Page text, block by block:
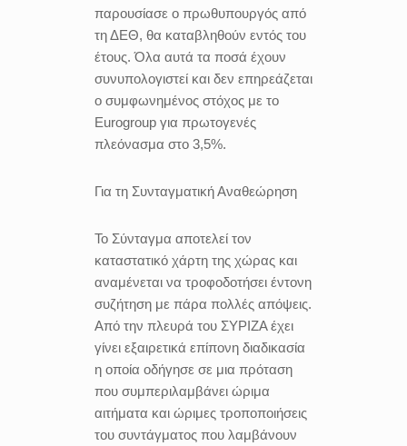
παρουσίασε ο πρωθυπουργός από
τη ΔΕΘ, θα καταβληθούν εντός του
έτους. Όλα αυτά τα ποσά έχουν
συνυπολογιστεί και δεν επηρεάζεται
ο συμφωνημένος στόχος με το
Eurogroup για πρωτογενές
πλεόνασμα στο 3,5%.
Για τη Συνταγματική Αναθεώρηση
Το Σύνταγμα αποτελεί τον
καταστατικό χάρτη της χώρας και
αναμένεται να τροφοδοτήσει έντονη
συζήτηση με πάρα πολλές απόψεις.
Από την πλευρά του ΣΥΡΙΖΑ έχει
γίνει εξαιρετικά επίπονη διαδικασία
η οποία οδήγησε σε μια πρόταση
που συμπεριλαμβάνει ώριμα
αιτήματα και ώριμες τροποποιήσεις
του συντάγματος που λαμβάνουν